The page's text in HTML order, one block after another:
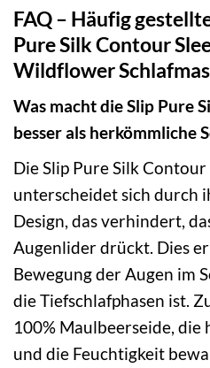
FAQ – Häufig
Pure Silk Contour
Wildflower
Was macht die Slip Pure
besser als herkömmliche
Die Slip Pure Silk Contour
unterscheidet sich durch
Design, das verhindert,
Augenlider drückt. Dies
Bewegung der Augen im
die Tiefschlafphasen ist.
100% Maulbeerseide,
und die Feuchtigkeit